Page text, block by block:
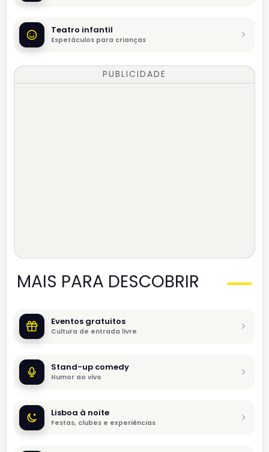
Teatro infantil
Espetáculos para crianças
PUBLICIDADE
MAIS PARA DESCOBRIR
Eventos gratuitos
Cultura de entrada livre
Stand-up comedy
Humor ao vivo
Lisboa à noite
Festas, clubes e experiências